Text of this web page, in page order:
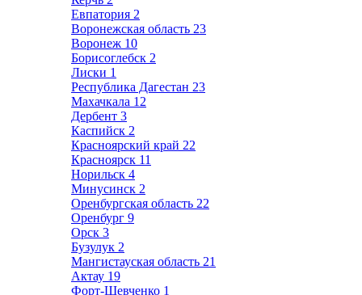
Евпатория 2
Воронежская область 23
Воронеж 10
Борисоглебск 2
Лиски 1
Республика Дагестан 23
Махачкала 12
Дербент 3
Каспийск 2
Красноярский край 22
Красноярск 11
Норильск 4
Минусинск 2
Оренбургская область 22
Оренбург 9
Орск 3
Бузулук 2
Мангистауская область 21
Актау 19
Форт-Шевченко 1